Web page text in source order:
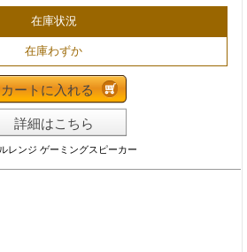
在庫状況
在庫わずか
カートに入れる
詳細はこちら
レンジ ゲーミングスピーカー